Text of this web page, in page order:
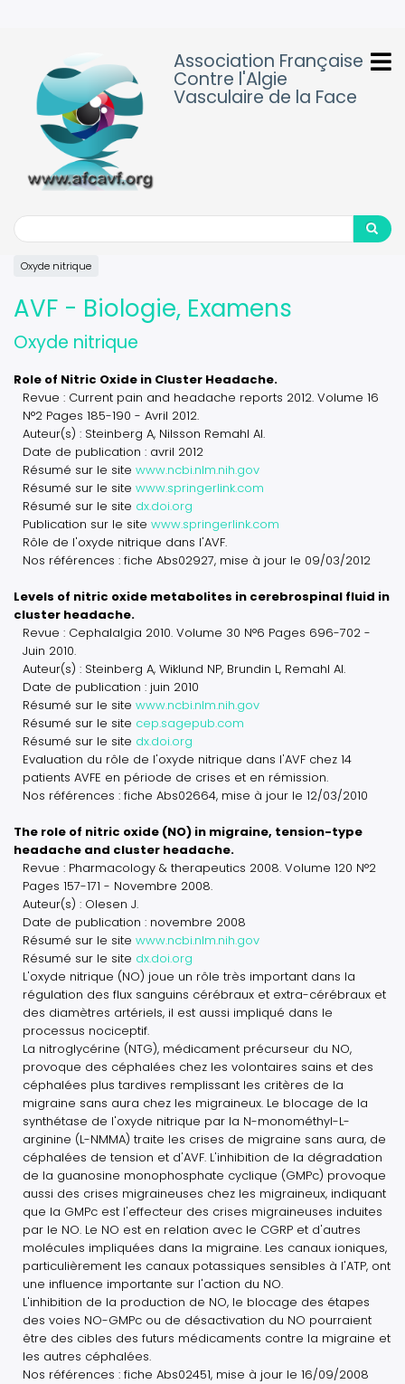
Association Française
Contre l'Algie
Vasculaire de la Face
Search
Search
Oxyde nitrique
AVF - Biologie, Examens
Oxyde nitrique
Role of Nitric Oxide in Cluster Headache.
Revue : Current pain and headache reports 2012. Volume 16
N°2 Pages 185-190 - Avril 2012.
Auteur(s) : Steinberg A, Nilsson Remahl AI.
Date de publication : avril 2012
Résumé sur le site www.ncbi.nlm.nih.gov
Résumé sur le site www.springerlink.com
Résumé sur le site dx.doi.org
Publication sur le site www.springerlink.com
Rôle de l'oxyde nitrique dans l'AVF.
Nos références : fiche Abs02927, mise à jour le 09/03/2012
Levels of nitric oxide metabolites in cerebrospinal fluid in
cluster headache.
Revue : Cephalalgia 2010. Volume 30 N°6 Pages 696-702 -
Juin 2010.
Auteur(s) : Steinberg A, Wiklund NP, Brundin L, Remahl AI.
Date de publication : juin 2010
Résumé sur le site www.ncbi.nlm.nih.gov
Résumé sur le site cep.sagepub.com
Résumé sur le site dx.doi.org
Evaluation du rôle de l'oxyde nitrique dans l'AVF chez 14
patients AVFE en période de crises et en rémission.
Nos références : fiche Abs02664, mise à jour le 12/03/2010
The role of nitric oxide (NO) in migraine, tension-type
headache and cluster headache.
Revue : Pharmacology & therapeutics 2008. Volume 120 N°2
Pages 157-171 - Novembre 2008.
Auteur(s) : Olesen J.
Date de publication : novembre 2008
Résumé sur le site www.ncbi.nlm.nih.gov
Résumé sur le site dx.doi.org
L'oxyde nitrique (NO) joue un rôle très important dans la
régulation des flux sanguins cérébraux et extra-cérébraux et
des diamètres artériels, il est aussi impliqué dans le
processus nociceptif.
La nitroglycérine (NTG), médicament précurseur du NO,
provoque des céphalées chez les volontaires sains et des
céphalées plus tardives remplissant les critères de la
migraine sans aura chez les migraineux. Le blocage de la
synthétase de l'oxyde nitrique par la N-monométhyl-L-
arginine (L-NMMA) traite les crises de migraine sans aura, de
céphalées de tension et d'AVF. L'inhibition de la dégradation
de la guanosine monophosphate cyclique (GMPc) provoque
aussi des crises migraineuses chez les migraineux, indiquant
que la GMPc est l'effecteur des crises migraineuses induites
par le NO. Le NO est en relation avec le CGRP et d'autres
molécules impliquées dans la migraine. Les canaux ioniques,
particulièrement les canaux potassiques sensibles à l'ATP, ont
une influence importante sur l'action du NO.
L'inhibition de la production de NO, le blocage des étapes
des voies NO-GMPc ou de désactivation du NO pourraient
être des cibles des futurs médicaments contre la migraine et
les autres céphalées.
Nos références : fiche Abs02451, mise à jour le 16/09/2008